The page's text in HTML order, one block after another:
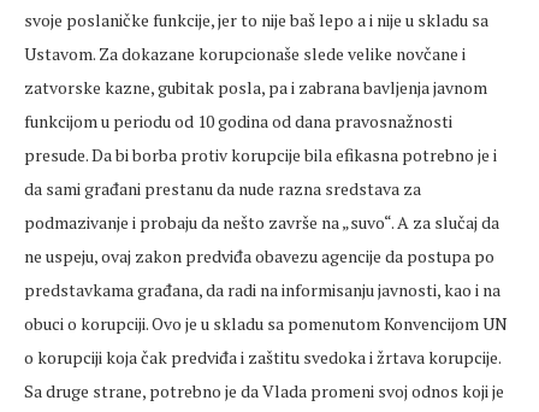
svoje poslaničke funkcije, jer to nije baš lepo a i nije u skladu sa
Ustavom. Za dokazane korupcionaše slede velike novčane i
zatvorske kazne, gubitak posla, pa i zabrana bavljenja javnom
funkcijom u periodu od 10 godina od dana pravosnažnosti
presude. Da bi borba protiv korupcije bila efikasna potrebno je i
da sami građani prestanu da nude razna sredstava za
podmazivanje i probaju da nešto završe na „suvo“. A za slučaj da
ne uspeju, ovaj zakon predviđa obavezu agencije da postupa po
predstavkama građana, da radi na informisanju javnosti, kao i na
obuci o korupciji. Ovo je u skladu sa pomenutom Konvencijom UN
o korupciji koja čak predviđa i zaštitu svedoka i žrtava korupcije.
Sa druge strane, potrebno je da Vlada promeni svoj odnos koji je